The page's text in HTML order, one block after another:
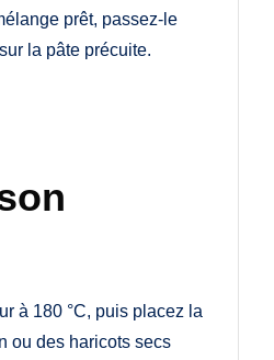
prêt, passez-le
la pâte précuite.
à 180 °C, puis placez la
ou des haricots secs